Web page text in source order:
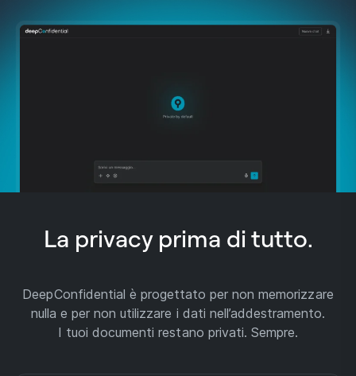
La privacy prima di tutto.
DeepConfidential è progettato per non memorizzare
nulla e per non utilizzare i dati nell’addestramento.
I tuoi documenti restano privati. Sempre.